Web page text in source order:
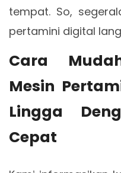
tempat. So,
pertamini digital
Cara
Mesin
Lingga
Cepat